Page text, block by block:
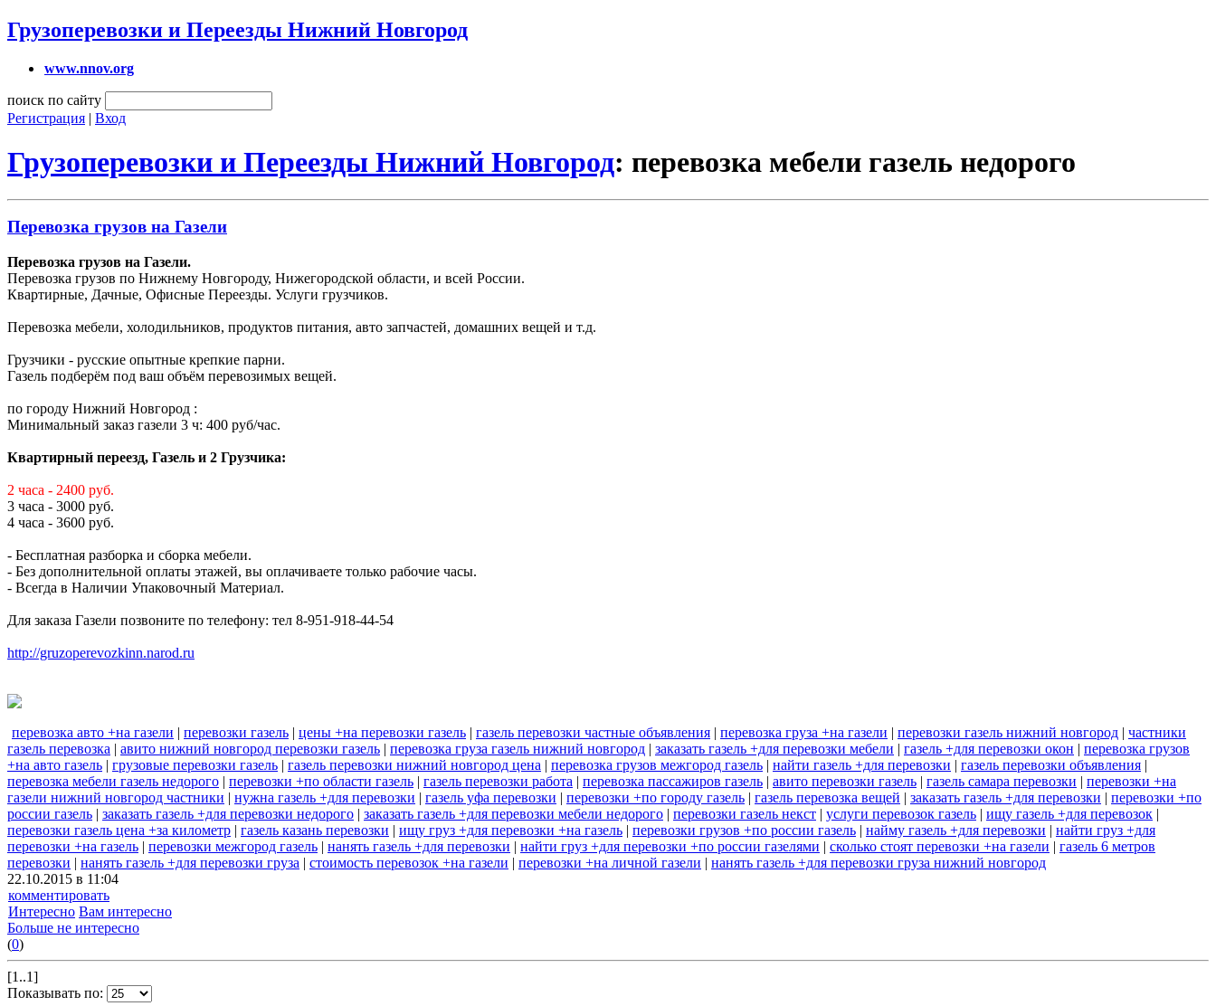
Грузоперевозки и Переезды Нижний Новгород
www.nnov.org
поиск по сайту
Регистрация | Вход
Грузоперевозки и Переезды Нижний Новгород: перевозка мебели газель недорого
Перевозка грузов на Газели
Перевозка грузов на Газели.
Перевозка грузов по Нижнему Новгороду, Нижегородской области, и всей России.
Квартирные, Дачные, Офисные Переезды. Услуги грузчиков.
Перевозка мебели, холодильников, продуктов питания, авто запчастей, домашних вещей и т.д.
Грузчики - русские опытные крепкие парни.
Газель подберём под ваш объём перевозимых вещей.
по городу Нижний Новгород :
Минимальный заказ газели 3 ч: 400 руб/час.
Квартирный переезд, Газель и 2 Грузчика:
2 часа - 2400 руб.
3 часа - 3000 руб.
4 часа - 3600 руб.
- Бесплатная разборка и сборка мебели.
- Без дополнительной оплаты этажей, вы оплачиваете только рабочие часы.
- Всегда в Наличии Упаковочный Материал.
Для заказа Газели позвоните по телефону: тел 8-951-918-44-54
http://gruzoperevozkinn.narod.ru
перевозка авто +на газели | перевозки газель | цены +на перевозки газель | газель перевозки частные объявления | перевозка груза +на газели | перевозки газель нижний новгород | частники
газель перевозка | авито нижний новгород перевозки газель | перевозка груза газель нижний новгород | заказать газель +для перевозки мебели | газель +для перевозки окон | перевозка грузов
+на авто газель | грузовые перевозки газель | газель перевозки нижний новгород цена | перевозка грузов межгород газель | найти газель +для перевозки | газель перевозки объявления |
перевозка мебели газель недорого | перевозки +по области газель | газель перевозки работа | перевозка пассажиров газель | авито перевозки газель | газель самара перевозки | перевозки +на
газели нижний новгород частники | нужна газель +для перевозки | газель уфа перевозки | перевозки +по городу газель | газель перевозка вещей | заказать газель +для перевозки | перевозки +по
россии газель | заказать газель +для перевозки недорого | заказать газель +для перевозки мебели недорого | перевозки газель некст | услуги перевозок газель | ищу газель +для перевозок |
перевозки газель цена +за километр | газель казань перевозки | ищу груз +для перевозки +на газель | перевозки грузов +по россии газель | найму газель +для перевозки | найти груз +для
перевозки +на газель | перевозки межгород газель | нанять газель +для перевозки | найти груз +для перевозки +по россии газелями | сколько стоят перевозки +на газели | газель 6 метров
перевозки | нанять газель +для перевозки груза | стоимость перевозок +на газели | перевозки +на личной газели | нанять газель +для перевозки груза нижний новгород
22.10.2015 в 11:04
комментировать
Интересно Вам интересно
Больше не интересно
(0)
[1..1]
Показывать по: